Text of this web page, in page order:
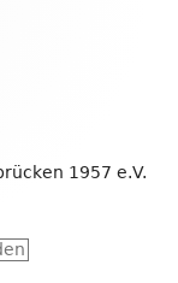
1957 e.V.